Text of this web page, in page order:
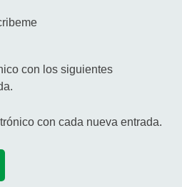
con los siguientes
con cada nueva entrada.